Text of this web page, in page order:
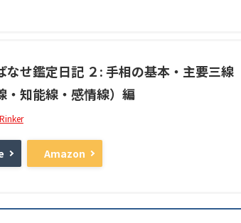
なせ鑑定日記 ２: 手相の基本・主要三線
・知能線・感情線）編
Rinker
Amazon